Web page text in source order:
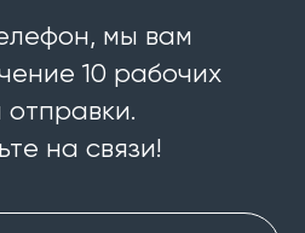
мы вам
10 рабочих
на связи!